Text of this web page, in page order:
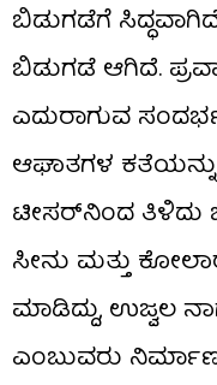
ಬಿಡುಗಡೆಗೆ
ಬಿಡುಗಡೆ ಆಗಿದೆ.
ಎದುರಾಗುವ
ಆಘಾತಗಳ
ಟೀಸರ್​​ನಿಂದ ತಿಳಿದು
ಸೀನು ಮತ್ತು
ಮಾಡಿದ್ದು, ಉಜ್ವಲ
ಎಂಬುವರು